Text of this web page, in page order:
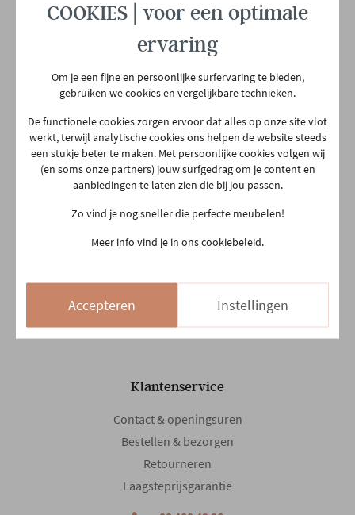
Aarschotsesteenweg 151
2500 Lier
03 480 42 26
info@gerowonen.be
Di
10:00 - 18:30
10:00 - 18:30
Do
Gesloten
Vr
10:00 - 18:30
Za
10:00 - 18:00
14/08 en 15/08 Gesloten
Klantenservice
Contact & openingsuren
Bestellen & bezorgen
Retourneren
Laagsteprijsgarantie
COOKIES | voor een optimale
ervaring
Om je een fijne en persoonlijke surfervaring te bieden,
gebruiken we cookies en vergelijkbare technieken.
De functionele cookies zorgen ervoor dat alles op onze site vlot
werkt, terwijl analytische cookies ons helpen de website steeds
een stukje beter te maken. Met persoonlijke cookies volgen wij
(en soms onze partners) jouw surfgedrag om je content en
aanbiedingen te laten zien die bij jou passen.
Zo vind je nog sneller die perfecte meubelen!
Meer info vind je in ons cookiebeleid.
Accepteren Instellingen